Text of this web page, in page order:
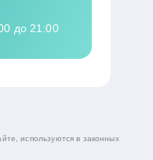
до 21:00
используются в законных